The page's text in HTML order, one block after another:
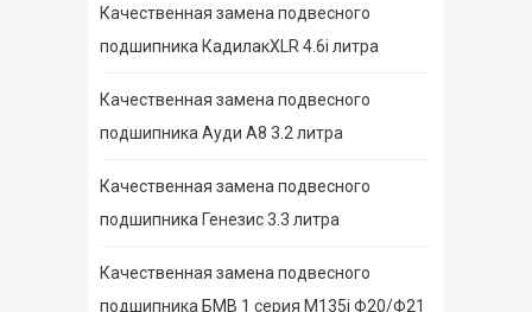
Качественная замена подвесного
подшипника КадилакXLR 4.6i литра
Качественная замена подвесного
подшипника Ауди А8 3.2 литра
Качественная замена подвесного
подшипника Генезис 3.3 литра
Качественная замена подвесного
подшипника БМВ 1 серия M135i Ф20/Ф21